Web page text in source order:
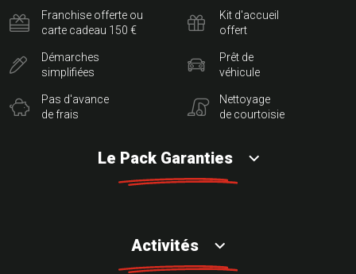
Franchise offerte ou
carte cadeau 150 €
Démarches
simplifiées
Pas d'avance
de frais
Kit d'accueil
offert
Prêt de
véhicule
Nettoyage
de courtoisie
Le Pack Garanties
Activités